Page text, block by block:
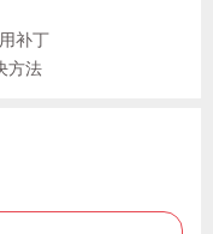
补丁
方法